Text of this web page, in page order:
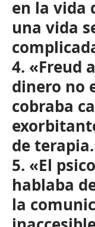
en la vida
una vida
4. «Freud
dinero no
cobraba
de
5. «El
hablaba
la